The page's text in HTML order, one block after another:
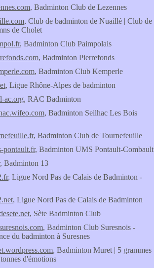
, Badminton Club de Lezennes
, Club de badminton de Nuaillé | Club de
de Cholet
, Badminton Club Paimpolais
, Badminton Pierrefonds
, Badminton Club Kemperle
, Ligue Rhône-Alpes de badminton
ac.org, RAC Badminton
, Badminton Seilhac Les Bois
, Badminton Club de Tournefeuille
pontault.fr, Badminton UMS Pontault-Combault
, Badminton 13
, Ligue Nord Pas de Calais de Badminton -
, Ligue Nord Pas de Calais de Badminton
, Sète Badminton Club
, Badminton Club Suresnois -
du badminton à Suresnes
, Badminton Muret | 5 grammes
d'émotions